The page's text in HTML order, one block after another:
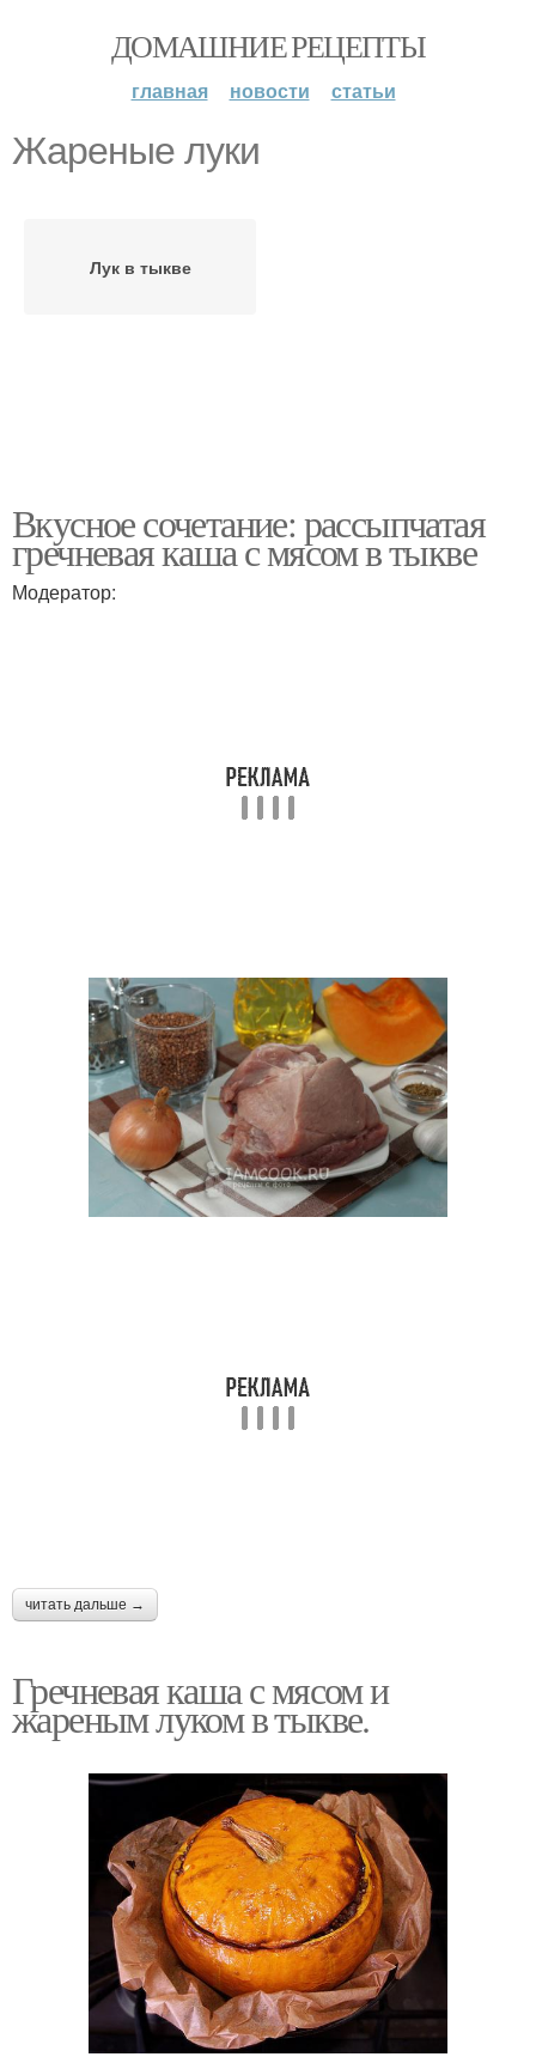
ДОМАШНИЕ РЕЦЕПТЫ
главная новости статьи
Жареные луки
Лук в тыкве
Вкусное сочетание: рассыпчатая
гречневая каша с мясом в тыкве
Модератор:
читать дальше →
Гречневая каша с мясом и
жареным луком в тыкве.